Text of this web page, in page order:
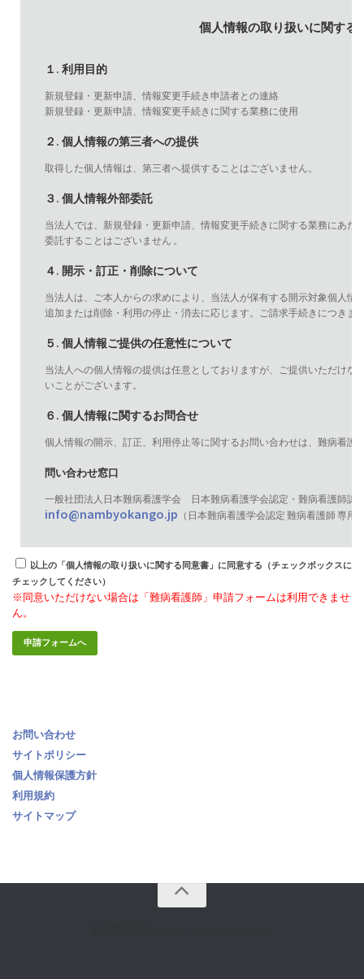
個人情報の取り扱いに関する
１. 利用目的
新規登録・更新申請、情報変更手続き申請者との連絡
新規登録・更新申請、情報変更手続きに関する業務に使用
２. 個人情報の第三者への提供
取得した個人情報は、第三者へ提供することはございません。
３. 個人情報外部委託
当法人では、新規登録・更新申請、情報変更手続きに関する業務にあた
委託することはございません 。
４. 開示・訂正・削除について
当法人は、ご本人からの求めにより、当法人が保有する開示対象個人情
追加または削除・利用の停止・消去に応じます。ご請求手続きにつきま
５. 個人情報ご提供の任意性について
当法人への個人情報の提供は任意としておりますが、ご提供いただけな
いことがございます。
６. 個人情報に関するお問合せ
個人情報の開示、訂正、利用停止等に関するお問い合わせは、難病看護
問い合わせ窓口
一般社団法人日本難病看護学会 日本難病看護学会認定・難病看護師認
info@nambyokango.jp （日本難病看護学会認定 難病看護師 専用
以上の「個人情報の取り扱いに関する同意書」に同意する（チェックボックスに
チェックしてください）
※同意いただけない場合は「難病看護師」申請フォームは利用できませ
ん。
お問い合わせ
サイトポリシー
個人情報保護方針
利用規約
サイトマップ